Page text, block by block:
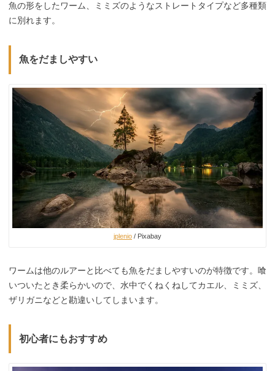
魚の形をしたワーム、ミミズのようなストレートタイプなど多種類
に別れます。
魚をだましやすい
jplenio / Pixabay
ワームは他のルアーと比べても魚をだましやすいのが特徴です。喰
いついたとき柔らかいので、水中でくねくねしてカエル、ミミズ、
ザリガニなどと勘違いしてしまいます。
初心者にもおすすめ